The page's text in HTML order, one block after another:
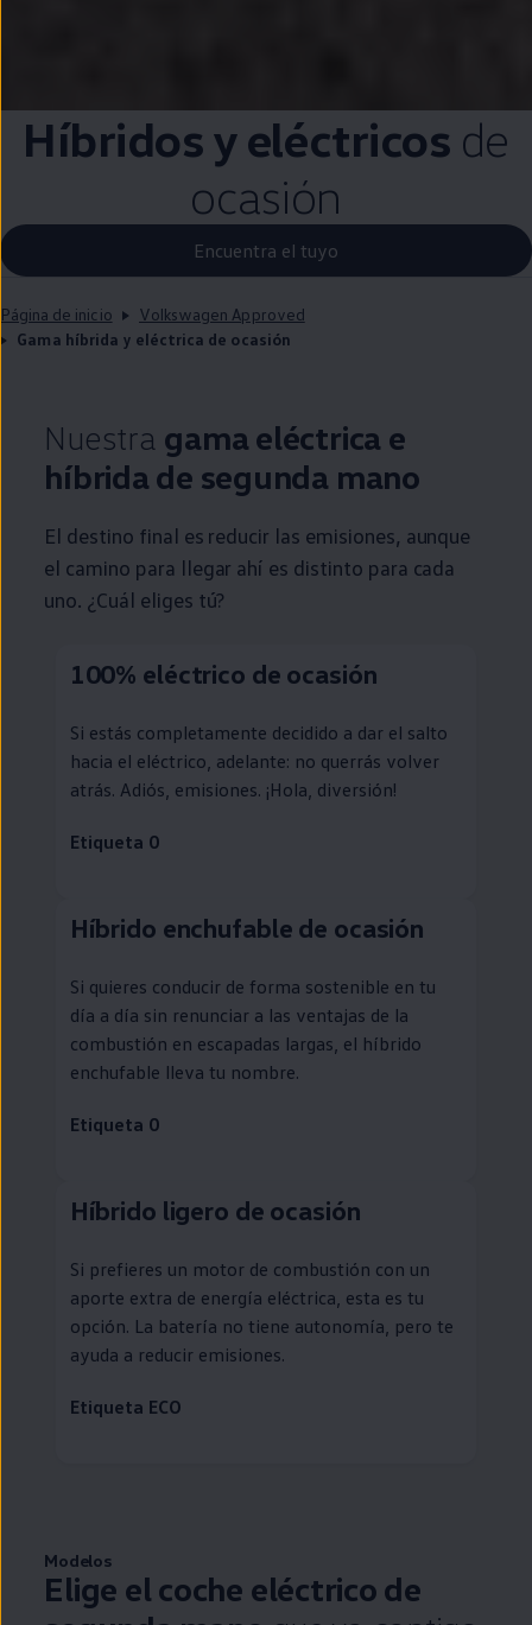
Híbridos yeléctricos de
ocasión
Encuentra el tuyo
Página de inicio
Volkswagen Approved
Gama híbrida y eléctrica de ocasión
Nuestra gama eléctrica e
híbrida de segunda mano
El destino final es reducir las emisiones, aunque
el camino para llegar ahí es distinto para cada
uno. ¿Cuál eliges tú?
100% eléctrico de ocasión
Si estás completamente decidido a dar el salto
hacia el eléctrico, adelante: no querrás volver
atrás. Adiós, emisiones. ¡Hola, diversión!
Etiqueta 0
Híbrido enchufable de ocasión
Si quieres conducir de forma sostenible en tu
día a día sin renunciar a las ventajas de la
combustión en escapadas largas, el híbrido
enchufable lleva tu nombre.
Etiqueta 0
Híbrido ligero de ocasión
Si prefieres un motor de combustión con un
aporte extra de energía eléctrica, esta es tu
opción. La batería no tiene autonomía, pero te
ayuda a reducir emisiones.
Etiqueta ECO
Modelos
Elige el coche eléctrico de